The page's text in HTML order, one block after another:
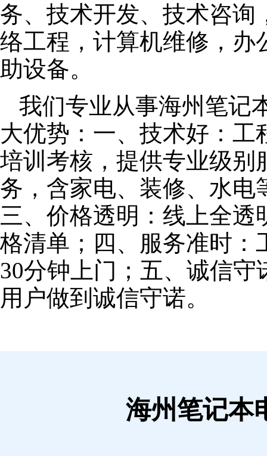
务、技术开发、技术咨询
络工程，计算机维修，办
助设备。
我们专业从事海州笔记
大优势：一、技术好：
培训考核，提供专业级别
务，含家电、装修、水电
三、价格透明：线上全
格清单；四、服务准时：
30分钟上门；五、诚信
用户做到诚信守诺。
海州笔记本